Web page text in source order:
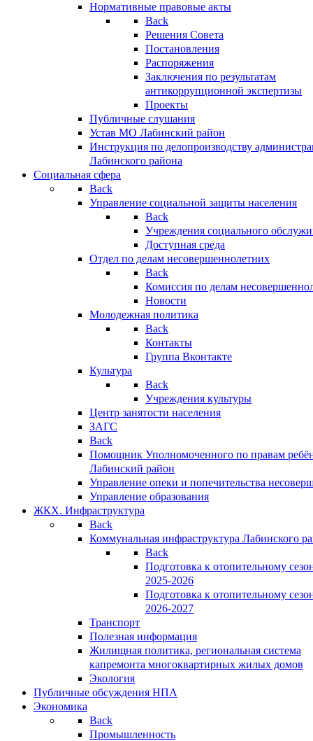
Нормативные правовые акты
Back
Решения Совета
Постановления
Распоряжения
Заключения по результатам
антикоррупционной экспертизы
Проекты
Публичные слушания
Устав МО Лабинский район
Инструкция по делопроизводству
Лабинского района
Социальная сфера
Back
Управление социальной защиты населения
Back
Учреждения социального
Доступная среда
Отдел по делам несовершеннолетних
Back
Комиссия по делам
Новости
Молодежная политика
Back
Контакты
Группа Вконтакте
Культура
Back
Учреждения культуры
Центр занятости населения
ЗАГС
Back
Помощник Уполномоченного по правам
Лабинский район
Управление опеки и попечительства
Управление образования
ЖКХ. Инфраструктура
Back
Коммунальная инфраструктура Лабинского
Back
Подготовка к отопительному
2025-2026
Подготовка к отопительному
2026-2027
Транспорт
Полезная информация
Жилищная политика, региональная система
капремонта многоквартирных жилых домов
Экология
Публичные обсуждения НПА
Экономика
Back
Промышленность